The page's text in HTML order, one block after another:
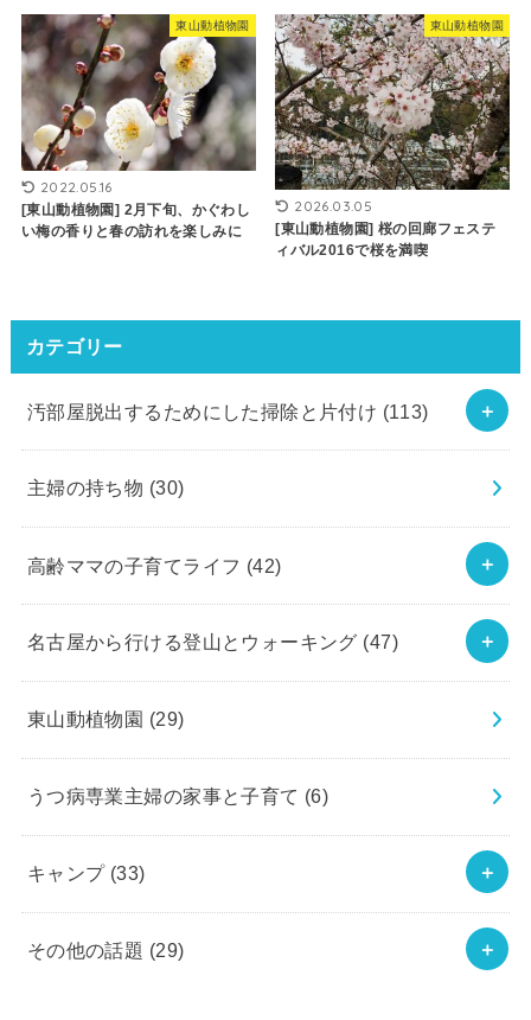
東山動植物園
2022.05.16
[東山動植物園] 2月下旬、かぐわし
い梅の香りと春の訪れを楽しみに
東山動植物園
2026.03.05
[東山動植物園] 桜の回廊フェステ
ィバル2016で桜を満喫
カテゴリー
汚部屋脱出するためにした掃除と片付け (113)
主婦の持ち物 (30)
高齢ママの子育てライフ (42)
名古屋から行ける登山とウォーキング (47)
東山動植物園 (29)
うつ病専業主婦の家事と子育て (6)
キャンプ (33)
その他の話題 (29)